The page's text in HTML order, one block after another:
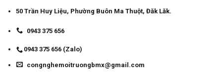
50 Trần Huy Liệu, Phường Buôn Ma Thuột, Đăk Lăk.
0943 375 656
0943 375 656 (Zalo)
congnghemoitruongbmx@gmail.com